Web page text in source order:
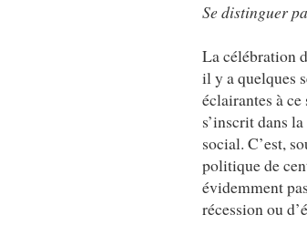
Se distinguer
La célébration
il y a quelques
éclairantes à
s’inscrit dans
social. C’est,
politique de
évidemment
récession ou